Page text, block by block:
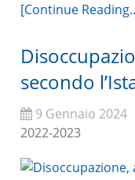
[Continue
secondo
9 Gennaio 2024
2022-2023